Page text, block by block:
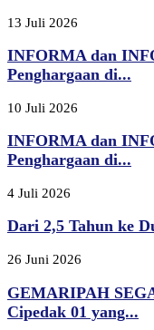
13 Juli 2026
INFORMA dan
Penghargaan di...
10 Juli 2026
INFORMA dan
Penghargaan di...
4 Juli 2026
Dari 2,5 Tahun ke
26 Juni 2026
GEMARIPAH
Cipedak 01 yang...